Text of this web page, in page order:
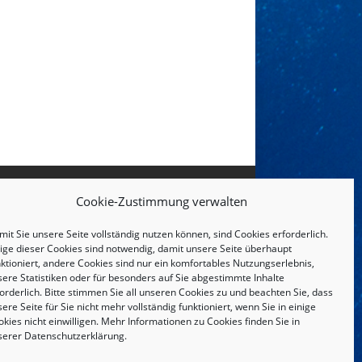
Cookie-Zustimmung verwalten
Sie unsere Seite vollständig nutzen können, sind Cookies erforderlich.
dieser Cookies sind notwendig, damit unsere Seite überhaupt
andere Cookies sind nur ein komfortables Nutzungserlebnis,
Statistiken oder für besonders auf Sie abgestimmte Inhalte
Bitte stimmen Sie all unseren Cookies zu und beachten Sie, dass
Seite für Sie nicht mehr vollständig funktioniert, wenn Sie in einige
nicht einwilligen. Mehr Informationen zu Cookies finden Sie in
Datenschutzerklärung.